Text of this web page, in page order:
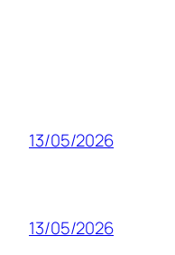
13/05/2026
13/05/2026